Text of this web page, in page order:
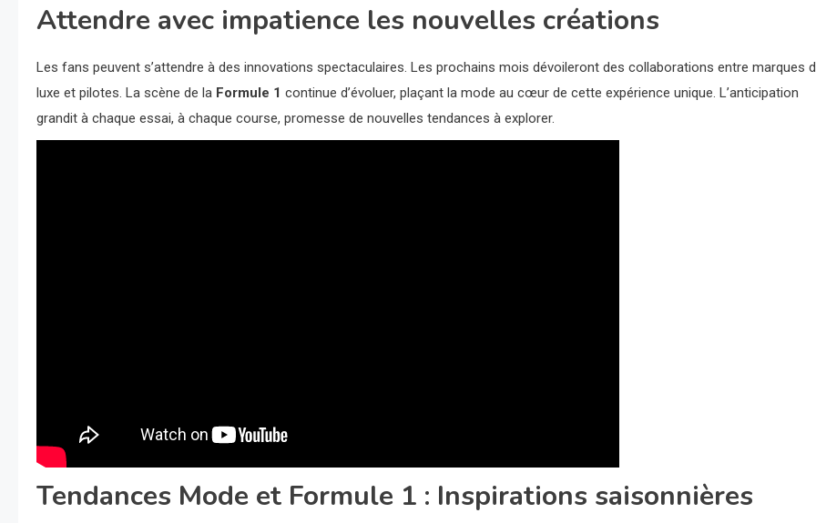
Attendre avec impatience les nouvelles créations
Les fans peuvent s’attendre à des innovations spectaculaires. Les prochains mois dévoileront des collaborations entre marques
luxe et pilotes. La scène de la Formule 1 continue d’évoluer, plaçant la mode au cœur de cette expérience unique. L’anticipation
grandit à chaque essai, à chaque course, promesse de nouvelles tendances à explorer.
Tendances Mode et Formule 1 : Inspirations saisonnières